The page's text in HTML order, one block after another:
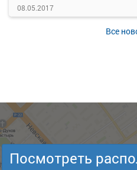
08.05.2017
Все
Посмотреть